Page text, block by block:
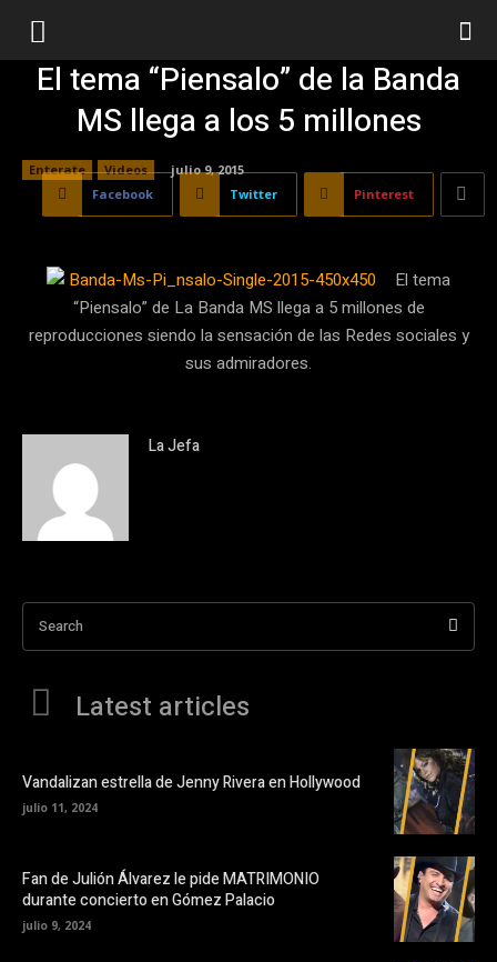
El tema “Piensalo” de la Banda
MS llega a los 5 millones
Enterate Videos
julio 9, 2015
Facebook
Twitter Pinterest
El tema
“Piensalo” de La Banda MS llega a 5 millones de
reproducciones siendo la sensación de las Redes sociales y
sus admiradores.
La Jefa
Search
Latest articles
Vandalizan estrella de Jenny Rivera en Hollywood
julio 11, 2024
Fan de Julión Álvarez le pide MATRIMONIO
durante concierto en Gómez Palacio
julio 9, 2024